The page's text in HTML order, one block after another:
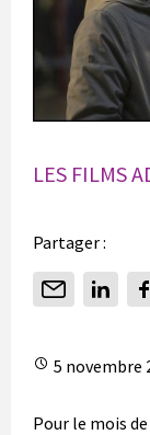
LES FILMS
Partager :
5 novembre
Pour le mois